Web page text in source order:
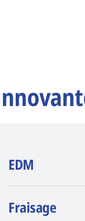
EDM
érosion (EDM).
Fraisage